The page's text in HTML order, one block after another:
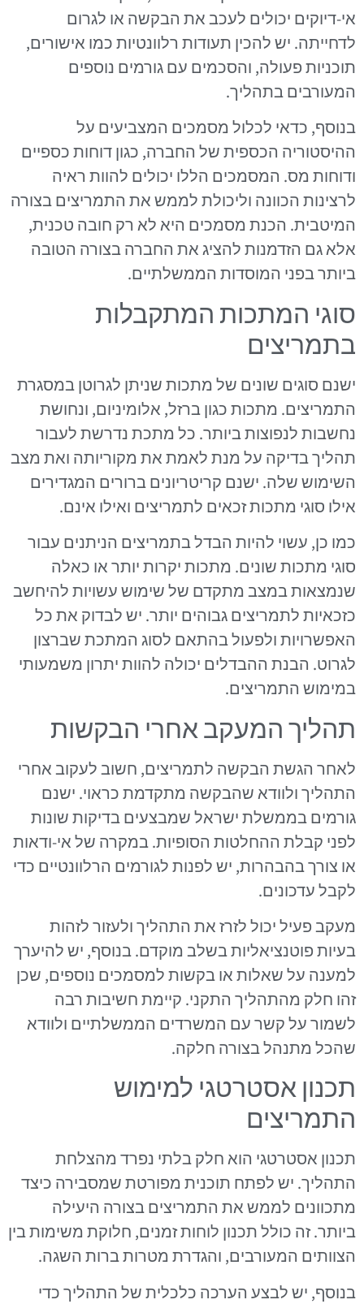
אי-דיוקים יכולים לעכב את הבקשה או לגרום
לדחייתה. יש להכין תעודות רלוונטיות כמו אישורים,
תוכניות פעולה, והסכמים עם גורמים נוספים
המעורבים בתהליך.
בנוסף, כדאי לכלול מסמכים המצביעים על
ההיסטוריה הכספית של החברה, כגון דוחות כספיים
ודוחות מס. המסמכים הללו יכולים להוות ראיה
לרצינות הכוונה וליכולת לממש את התמריצים בצורה
המיטבית. הכנת מסמכים היא לא רק חובה טכנית,
אלא גם הזדמנות להציג את החברה בצורה הטובה
ביותר בפני המוסדות הממשלתיים.
סוגי המתכות המתקבלות
בתמריצים
ישנם סוגים שונים של מתכות שניתן לגרוטן במסגרת
התמריצים. מתכות כגון ברזל, אלומיניום, ונחושת
נחשבות לנפוצות ביותר. כל מתכת נדרשת לעבור
תהליך בדיקה על מנת לאמת את מקוריותה ואת מצב
השימוש שלה. ישנם קריטריונים ברורים המגדירים
אילו סוגי מתכות זכאים לתמריצים ואילו אינם.
כמו כן, עשוי להיות הבדל בתמריצים הניתנים עבור
סוגי מתכות שונים. מתכות יקרות יותר או כאלה
שנמצאות במצב מתקדם של שימוש עשויות להיחשב
כזכאיות לתמריצים גבוהים יותר. יש לבדוק את כל
האפשרויות ולפעול בהתאם לסוג המתכת שברצון
לגרוט. הבנת ההבדלים יכולה להוות יתרון משמעותי
במימוש התמריצים.
תהליך המעקב אחרי הבקשות
לאחר הגשת הבקשה לתמריצים, חשוב לעקוב אחרי
התהליך ולוודא שהבקשה מתקדמת כראוי. ישנם
גורמים בממשלת ישראל שמבצעים בדיקות שונות
לפני קבלת ההחלטות הסופיות. במקרה של אי-ודאות
או צורך בהבהרות, יש לפנות לגורמים הרלוונטיים כדי
לקבל עדכונים.
מעקב פעיל יכול לזרז את התהליך ולעזור לזהות
בעיות פוטנציאליות בשלב מוקדם. בנוסף, יש להיערך
למענה על שאלות או בקשות למסמכים נוספים, שכן
זהו חלק מהתהליך התקני. קיימת חשיבות רבה
לשמור על קשר עם המשרדים הממשלתיים ולוודא
שהכל מתנהל בצורה חלקה.
תכנון אסטרטגי למימוש
התמריצים
תכנון אסטרטגי הוא חלק בלתי נפרד מהצלחת
התהליך. יש לפתח תוכנית מפורטת שמסבירה כיצד
מתכוונים לממש את התמריצים בצורה היעילה
ביותר. זה כולל תכנון לוחות זמנים, חלוקת משימות בין
הצוותים המעורבים, והגדרת מטרות ברות השגה.
בנוסף, יש לבצע הערכה כלכלית של התהליך כדי